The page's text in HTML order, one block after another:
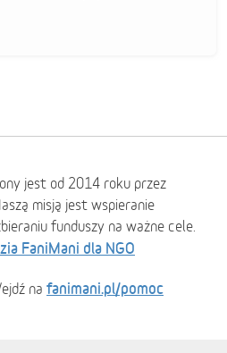
jest od 2014 roku przez
misją jest wspieranie
funduszy na ważne cele.
FaniMani dla NGO
na fanimani.pl/pomoc